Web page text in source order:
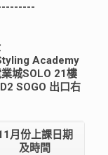
Academy
城SOLO 21樓
SOGO 出口右
月份上課日期
及時間